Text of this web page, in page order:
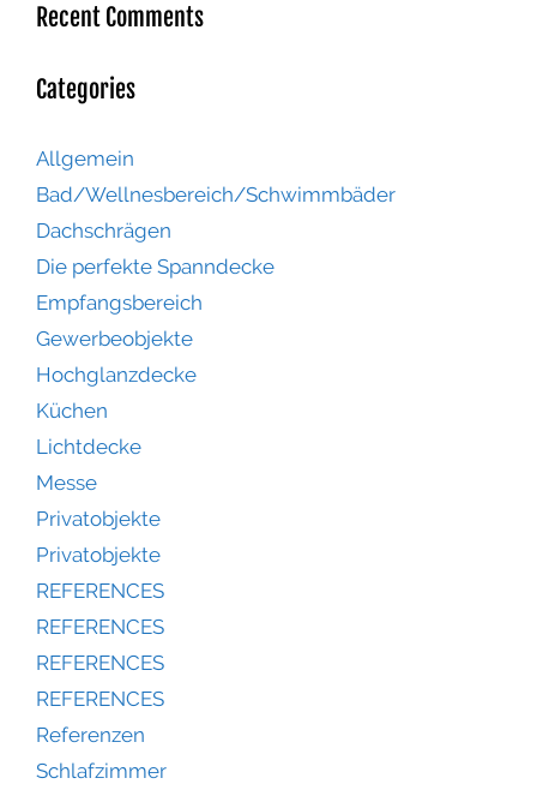
Recent Comments
Categories
Allgemein
Bad/Wellnesbereich/Schwimmbäder
Dachschrägen
Die perfekte Spanndecke
Empfangsbereich
Gewerbeobjekte
Hochglanzdecke
Küchen
Lichtdecke
Messe
Privatobjekte
Privatobjekte
REFERENCES
REFERENCES
REFERENCES
REFERENCES
Referenzen
Schlafzimmer